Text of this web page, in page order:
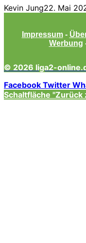
Kevin Jung22. Mai
Impressum -
Werbung
© 2026 liga2-
Facebook Twitter
Schaltfläche "Zurück